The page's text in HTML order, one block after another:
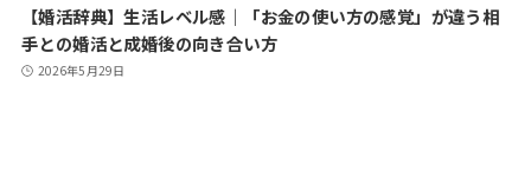
【婚活辞典】生活レベル感｜「お金の使い方の感覚」が違う相
手との婚活と成婚後の向き合い方
2026年5月29日